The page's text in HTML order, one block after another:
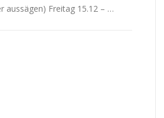
aussägen) Freitag 15.12 – …